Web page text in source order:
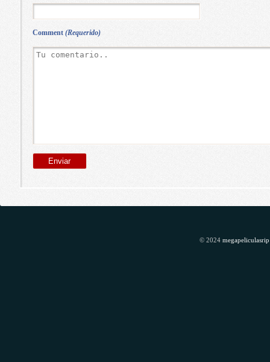
Comment (Requerido)
© 2024 megapeliculasrip